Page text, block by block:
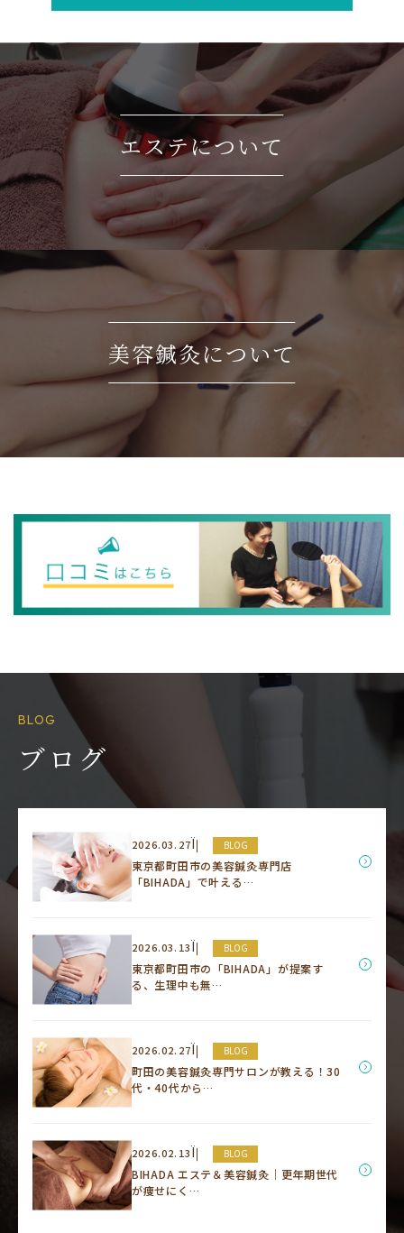
エステについて
美容鍼灸について
BLOG
ブログ
2026.03.27Ï BLOG
東京都町田市の美容鍼灸専門店
「BIHADA」で叶える…
2026.03.13Ï BLOG
東京都町田市の「BIHADA」が提案す
る、生理中も無…
2026.02.27Ï BLOG
町田の美容鍼灸専門サロンが教える！30
代・40代から…
2026.02.13Ï BLOG
BIHADA エステ＆美容鍼灸｜更年期世代
が痩せにく…